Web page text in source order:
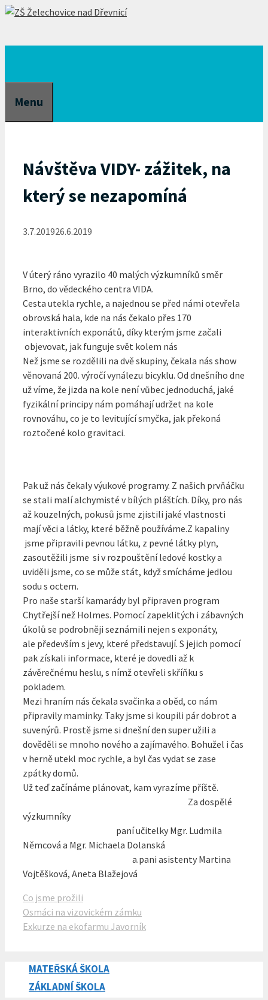
Přeskočit
Menu
Návštěva VIDY- zážitek, na
který se nezapomíná
3.7.201926.6.2019
V úterý ráno vyrazilo 40 malých výzkumníků směr
Brno, do vědeckého centra VIDA.
Cesta utekla rychle, a najednou se před námi otevřela
obrovská hala, kde na nás čekalo přes 170
interaktivních exponátů, díky kterým jsme začali
objevovat, jak funguje svět kolem nás
Než jsme se rozdělili na dvě skupiny, čekala nás show
věnovaná 200. výročí vynálezu bicyklu. Od dnešního dne
už víme, že jizda na kole není vůbec jednoduchá, jaké
fyzikální principy nám pomáhají udržet na kole
rovnováhu, co je to levitující smyčka, jak překoná
roztočené kolo gravitaci.
Pak už nás čekaly výukové programy. Z našich prvňáčku
se stali malí alchymisté v bílých pláštích. Díky, pro nás
až kouzelných, pokusů jsme zjistili jaké vlastnosti
mají věci a látky, které běžně používáme.Z kapaliny
jsme připravili pevnou látku, z pevné látky plyn,
zasoutěžili jsme si v rozpouštění ledové kostky a
uviděli jsme, co se může stát, když smícháme jedlou
sodu s octem.
Pro naše starší kamarády byl připraven program
Chytřejší než Holmes. Pomocí zapeklitých i zábavných
úkolů se podrobněji seznámili nejen s exponáty,
ale především s jevy, které představují. S jejich pomocí
pak získali informace, které je dovedli až k
závěrečnému heslu, s nímž otevřeli skříňku s
pokladem.
Mezi hraním nás čekala svačinka a oběd, co nám
připravily maminky. Taky jsme si koupili pár dobrot a
suvenýrů. Prostě jsme si dnešní den super užili a
dověděli se mnoho nového a zajímavého. Bohužel i čas
v herně utekl moc rychle, a byl čas vydat se zase
zpátky domů.
Už teď začínáme plánovat, kam vyrazíme příště.
Za dospělé
výzkumníky
paní učitelky Mgr. Ludmila
Němcová a Mgr. Michaela Dolanská
a.pani asistenty Martina
Vojtěšková, Aneta Blažejová
Rubriky
Co jsme prožili
Osmáci na vizovickém zámku
Exkurze na ekofarmu Javorník
MATEŘSKÁ ŠKOLA
ZÁKLADNÍ ŠKOLA